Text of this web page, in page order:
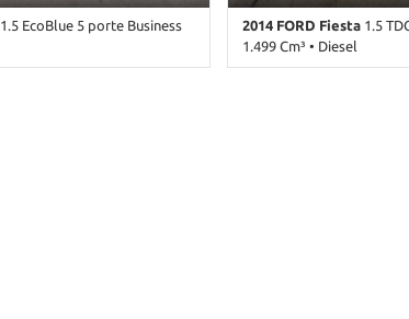
1.5 EcoBlue 5 porte Business
2014 FORD Fiesta1.5
1.499 Cm³ • Diesel